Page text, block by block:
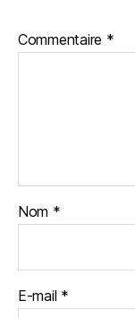
Commentaire *
Nom *
E-mail *